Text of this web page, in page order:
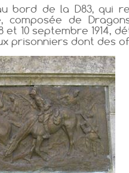
bord de la D83, qui
composée de
et 10 septembre 1914,
prisonniers dont des